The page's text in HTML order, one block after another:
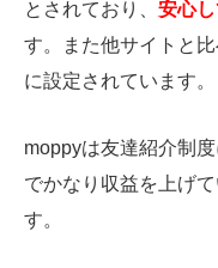
とされており、 安心
す。また他サイトと比
に設定されています。
moppyは友達紹介制
でかなり収益を上げ
す。